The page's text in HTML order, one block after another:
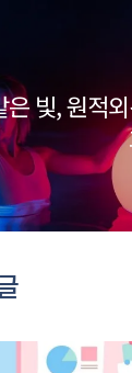
은 빛, 원적